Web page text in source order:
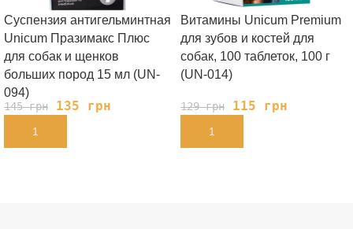
Суспензия антигельминтная
Unicum Празимакс Плюс
для собак и щенков
больших пород 15 мл (UN-
094)
145грн 135 грн
В КОРЗИНУ
Витамины Unicum Рremium
для зубов и костей для
собак, 100 таблеток, 100 г
(UN-014)
129грн 115 грн
В КОРЗИНУ